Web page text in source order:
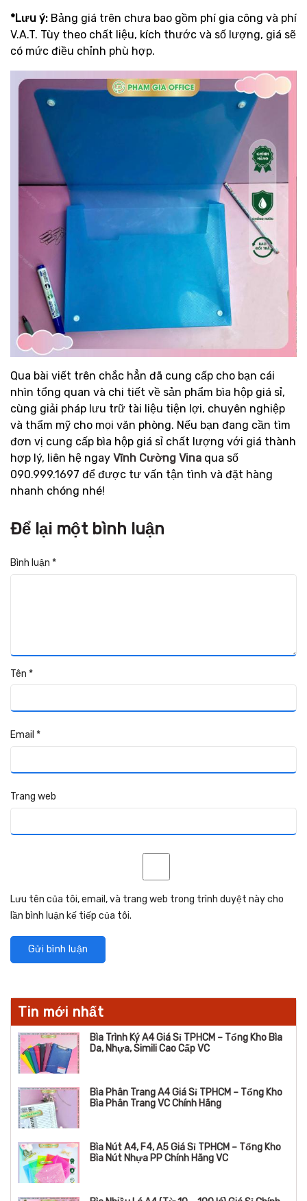
*Lưu ý: Bảng giá trên chưa bao gồm phí gia công và phí
V.A.T. Tùy theo chất liệu, kích thước và số lượng, giá sẽ
có mức điều chỉnh phù hợp.
Qua bài viết trên chắc hẳn đã cung cấp cho bạn cái
nhìn tổng quan và chi tiết về sản phẩm bìa hộp giá sỉ,
cùng giải pháp lưu trữ tài liệu tiện lợi, chuyên nghiệp
và thẩm mỹ cho mọi văn phòng. Nếu bạn đang cần tìm
đơn vị cung cấp bìa hộp giá sỉ chất lượng với giá thành
hợp lý, liên hệ ngay Vĩnh Cường Vina qua số
090.999.1697 để được tư vấn tận tình và đặt hàng
nhanh chóng nhé!
Để lại một bình luận
Bình luận *
Tên *
Email *
Trang web
Lưu tên của tôi, email, và trang web trong trình duyệt này cho
lần bình luận kế tiếp của tôi.
Tin mới nhất
Bìa Trình Ký A4 Giá Sỉ TPHCM – Tổng Kho Bìa
Da, Nhựa, Simili Cao Cấp VC
Bìa Phân Trang A4 Giá Sỉ TPHCM – Tổng Kho
Bìa Phân Trang VC Chính Hãng
Bìa Nút A4, F4, A5 Giá Sỉ TPHCM – Tổng Kho
Bìa Nút Nhựa PP Chính Hãng VC